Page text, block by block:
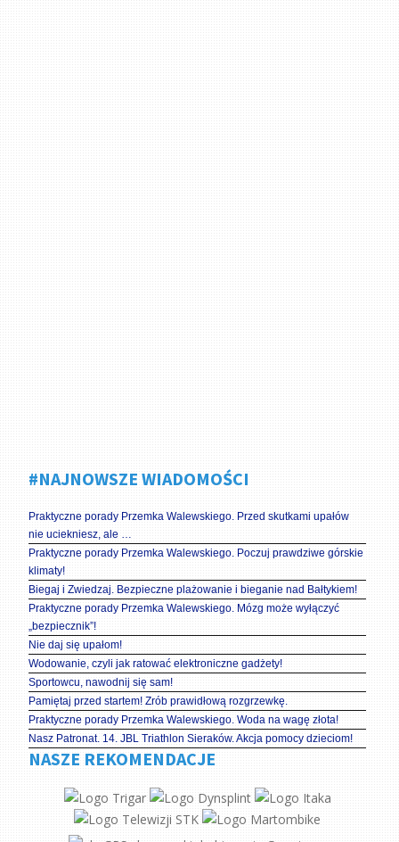
#NAJNOWSZE WIADOMOŚCI
Praktyczne porady Przemka Walewskiego. Przed skutkami upałów
nie uciekniesz, ale …
Praktyczne porady Przemka Walewskiego. Poczuj prawdziwe górskie
klimaty!
Biegaj i Zwiedzaj. Bezpieczne plażowanie i bieganie nad Bałtykiem!
Praktyczne porady Przemka Walewskiego. Mózg może wyłączyć
„bezpiecznik”!
Nie daj się upałom!
Wodowanie, czyli jak ratować elektroniczne gadżety!
Sportowcu, nawodnij się sam!
Pamiętaj przed startem! Zrób prawidłową rozgrzewkę.
Praktyczne porady Przemka Walewskiego. Woda na wagę złota!
Nasz Patronat. 14. JBL Triathlon Sieraków. Akcja pomocy dzieciom!
NASZE REKOMENDACJE